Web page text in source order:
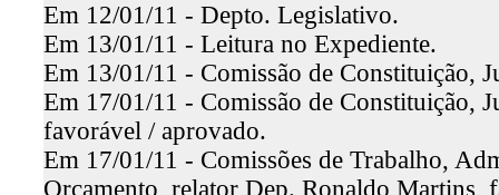
Em 12/01/11 - Depto. Legislativo.
Em 13/01/11 - Leitura no Expediente.
Em 13/01/11 - Comissão de Constituição,
Em 17/01/11 - Comissão de Constituição,
favorável / aprovado.
Em 17/01/11 - Comissões de Trabalho,
Orçamento, relator Dep. Ronaldo Martins,